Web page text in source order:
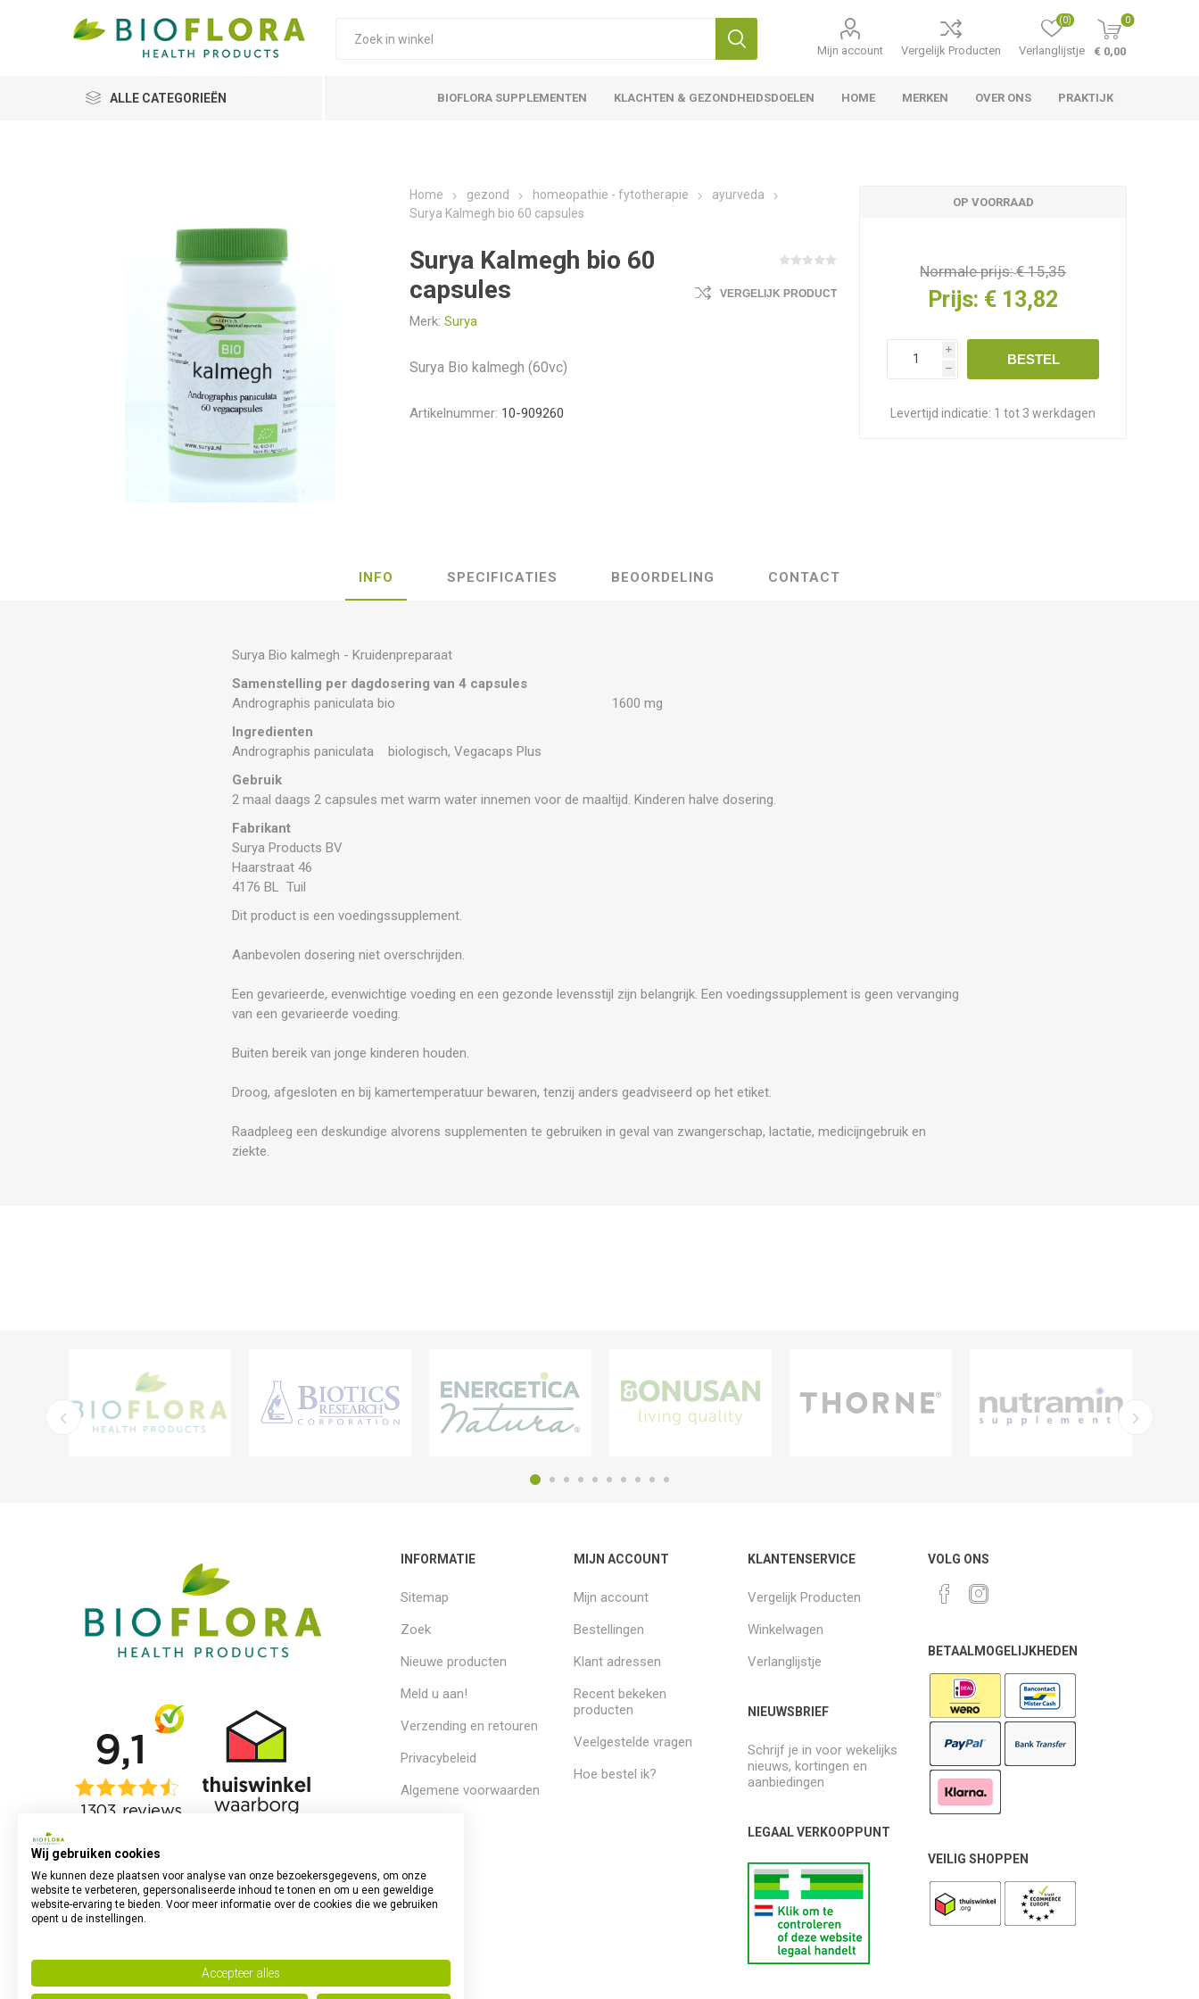
Mijn account Vergelijk Producten Verlanglijstje
(0) 0
€ 0,00
ALLE CATEGORIEËN BIOFLORA SUPPLEMENTEN KLACHTEN & GEZONDHEIDSDOELEN HOME MERKEN OVER ONS PRAKTIJK
Home gezond homeopathie - fytotherapie
ayurveda
Surya Kalmegh bio 60 capsules
Surya Kalmegh bio 60
capsules
Merk: Surya
VERGELIJK PRODUCT
Surya Bio kalmegh (60vc)
Artikelnummer: 10-909260
OP VOORRAAD
Normale prijs:€ 15,35
Prijs: € 13,82
i
h
BESTEL
Levertijd indicatie: 1 tot 3 werkdagen
INFO SPECIFICATIES BEOORDELING CONTACT
Surya Bio kalmegh - Kruidenpreparaat
Samenstelling per dagdosering van 4 capsules
Andrographis paniculata bio
1600 mg
Ingredienten
Andrographis paniculata biologisch, Vegacaps Plus
Gebruik
2 maal daags 2 capsules met warm water innemen voor de maaltijd. Kinderen halve dosering.
Fabrikant
Surya Products BV
Haarstraat 46
4176 BL Tuil
Dit product is een voedingssupplement.
Aanbevolen dosering niet overschrijden.
Een gevarieerde, evenwichtige voeding en een gezonde levensstijl zijn belangrijk. Een voedingssupplement is geen vervanging
van een gevarieerde voeding.
Buiten bereik van jonge kinderen houden.
Droog, afgesloten en bij kamertemperatuur bewaren, tenzij anders geadviseerd op het etiket.
Raadpleeg een deskundige alvorens supplementen te gebruiken in geval van zwangerschap, lactatie, medicijngebruik en
ziekte.
INFORMATIE
Sitemap
Zoek
Nieuwe producten
Meld u aan!
Verzending en retouren
Privacybeleid
Algemene voorwaarden
MIJN ACCOUNT
Mijn account
Bestellingen
Klant adressen
Recent bekeken
producten
Veelgestelde vragen
Hoe bestel ik?
KLANTENSERVICE
Vergelijk Producten
Winkelwagen
Verlanglijstje
NIEUWSBRIEF
Schrijf je in voor wekelijks
nieuws, kortingen en
aanbiedingen
LEGAAL VERKOOPPUNT
VOLG ONS
BETAALMOGELIJKHEDEN
VEILIG SHOPPEN
Wij gebruiken cookies
We kunnen deze plaatsen voor analyse van onze bezoekersgegevens, om onze
website te verbeteren, gepersonaliseerde inhoud te tonen en om u een geweldige
website-ervaring te bieden. Voor meer informatie over de cookies die we gebruiken
opent u de instellingen.
Accepteer alles